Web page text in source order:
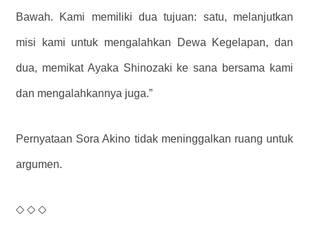
Bawah. Kami memiliki dua tujuan: satu, melanjutkan
misi kami untuk mengalahkan Dewa Kegelapan, dan
dua, memikat Ayaka Shinozaki ke sana bersama kami
dan mengalahkannya juga.”
Pernyataan Sora Akino tidak meninggalkan ruang untuk
argumen.
◇ ◇ ◇